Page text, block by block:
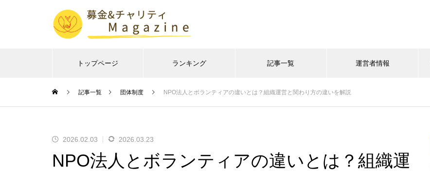
トップページ ランキング 記事一覧 運営者情報
記事一覧 団体制度 NPO法人とボランティアの違いとは？組織運営と関わり方の違いを解説
2026.02.03 2026.03.23
NPO法人とボランティアの違いとは？組織運